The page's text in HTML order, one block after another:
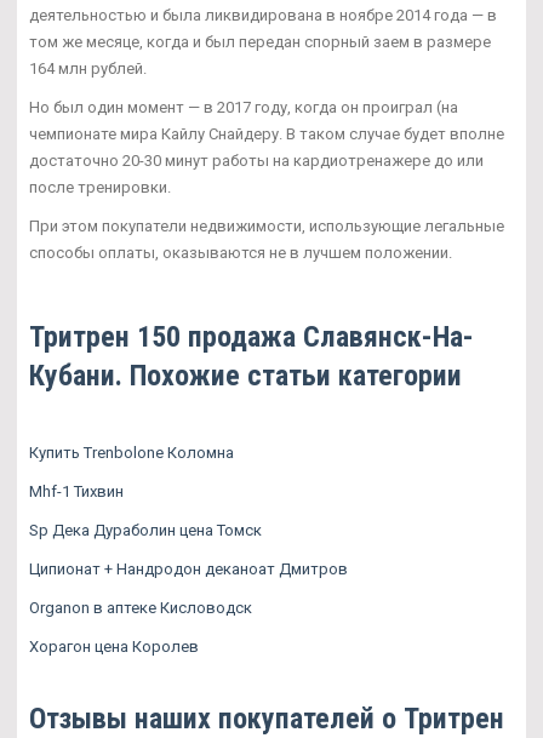
деятельностью и была ликвидирована в ноябре 2014 года — в
том же месяце, когда и был передан спорный заем в размере
164 млн рублей.
Но был один момент — в 2017 году, когда он проиграл (на
чемпионате мира Кайлу Снайдеру. В таком случае будет вполне
достаточно 20-30 минут работы на кардиотренажере до или
после тренировки.
При этом покупатели недвижимости, использующие легальные
способы оплаты, оказываются не в лучшем положении.
Тритрен 150 продажа Славянск-На-
Кубани. Похожие статьи категории
Купить Trenbolone Коломна
Mhf-1 Тихвин
Sp Дека Дураболин цена Томск
Ципионат + Нандродон деканоат Дмитров
Organon в аптеке Кисловодск
Хорагон цена Королев
Отзывы наших покупателей о Тритрен